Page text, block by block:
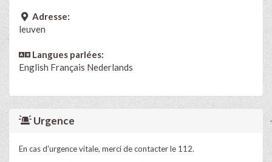
Adresse:
leuven
Langues parlées:
English Français Nederlands
Urgence
En cas d'urgence vitale, merci de contacter le 112.